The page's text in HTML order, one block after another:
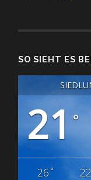
SO SIEHT ES
21°
26° 22